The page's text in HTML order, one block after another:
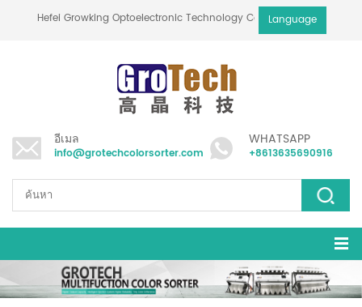
Hefei Growking Optoelectronic Technology Co.,LtdLanguage
อีเมล
info@grotechcolorsorter.com
WHATSAPP
+8613635690916